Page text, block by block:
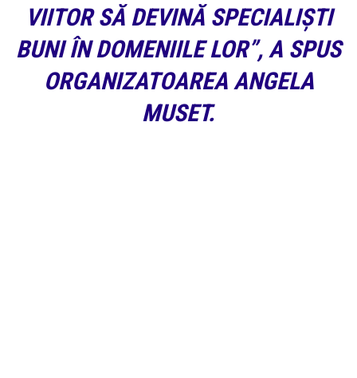
VIITOR SĂ DEVINĂ SPECIALIȘTI
BUNI ÎN DOMENIILE LOR”, A SPUS
ORGANIZATOAREA ANGELA
MUSET.